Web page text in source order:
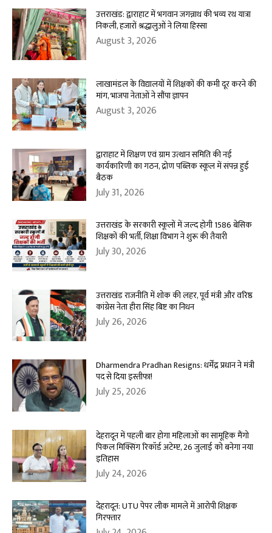
उत्तराखंड: द्वाराहाट में भगवान जगन्नाथ की भव्य रथ यात्रा
निकली, हजारों श्रद्धालुओं ने लिया हिस्सा
August 3, 2026
लाखामंडल के विद्यालयों में शिक्षकों की कमी दूर करने की
मांग, भाजपा नेताओं ने सौंपा ज्ञापन
August 3, 2026
द्वाराहाट में शिक्षण एवं ग्राम उत्थान समिति की नई
कार्यकारिणी का गठन, द्रोण पब्लिक स्कूल में संपन्न हुई
बैठक
July 31, 2026
उत्तराखंड के सरकारी स्कूलों में जल्द होगी 1586 बेसिक
शिक्षकों की भर्ती, शिक्षा विभाग ने शुरू की तैयारी
July 30, 2026
उत्तराखंड राजनीति में शोक की लहर, पूर्व मंत्री और वरिष्ठ
कांग्रेस नेता हीरा सिंह बिष्ट का निधन
July 26, 2026
Dharmendra Pradhan Resigns: धर्मेंद्र प्रधान ने मंत्री
पद से दिया इस्तीफा!
July 25, 2026
देहरादून में पहली बार होगा महिलाओं का सामूहिक मैंगो
पिकल मिक्सिंग रिकॉर्ड अटेम्प्ट, 26 जुलाई को बनेगा नया
इतिहास
July 24, 2026
देहरादून: UTU पेपर लीक मामले में आरोपी शिक्षक
गिरफ्तार